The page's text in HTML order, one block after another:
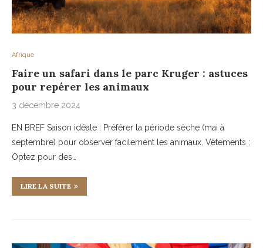
Afrique
Faire un safari dans le parc Kruger : astuces
pour repérer les animaux
3 décembre 2024
EN BREF Saison idéale : Préférer la période sèche (mai à
septembre) pour observer facilement les animaux. Vêtements :
Optez pour des…
LIRE LA SUITE